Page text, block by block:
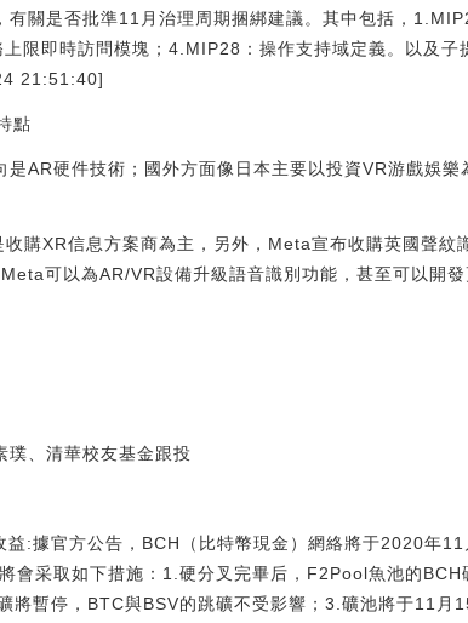
關是否批準11月治理周期捆綁建議。其中包括，
限即時訪問模塊；4.MIP28：操作支持域定義。以及子
21:51:40]
點
AR硬件技術；國外方面像日本主要以投資VR游戲娛
購XR信息方案商為主，另外，Meta宣布收購英國聲
可以為AR/VR設備升級語音識別功能，甚至可以開發
璞、清華校友基金跟投
:據官方公告，BCH（比特幣現金）網絡將于2020年
會采取如下措施：1.硬分叉完畢后，F2Pool魚池的BCH
暫停，BTC與BSV的跳礦不受影響；3.礦池將于11月